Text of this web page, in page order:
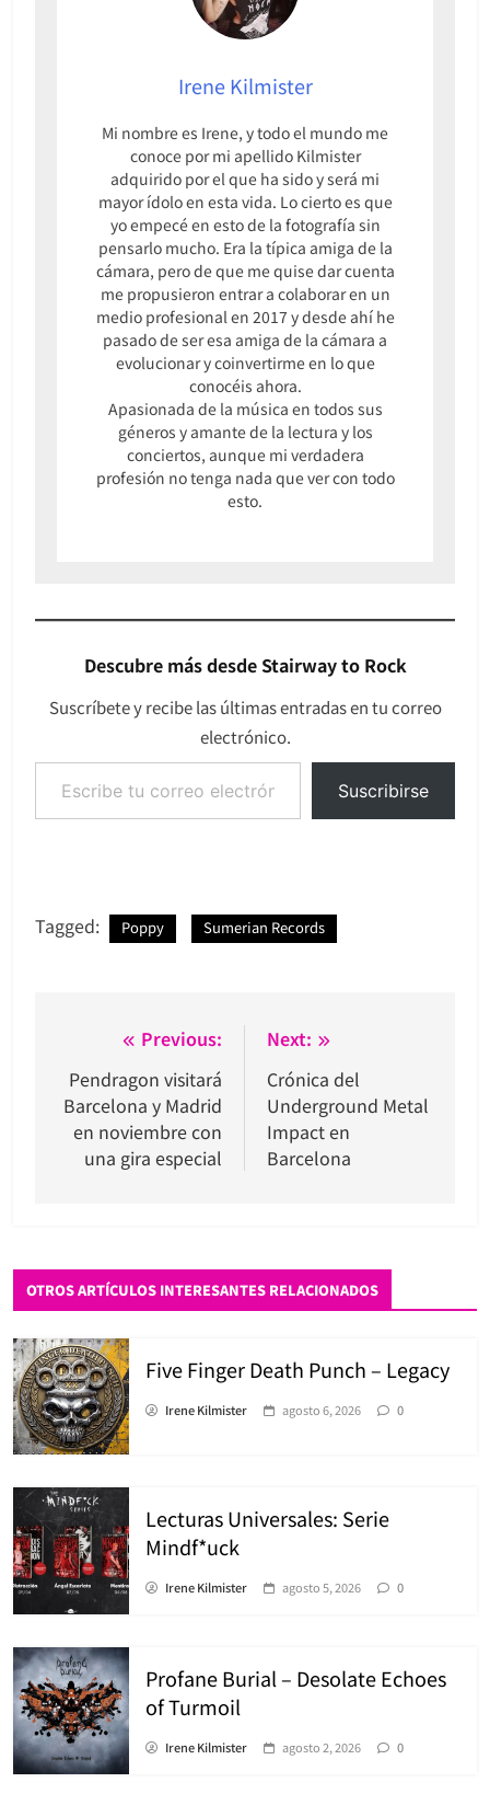
Irene Kilmister
Mi nombre es Irene, y todo el mundo me
conoce por mi apellido Kilmister
adquirido por el que ha sido y será mi
mayor ídolo en esta vida. Lo cierto es que
yo empecé en esto de la fotografía sin
pensarlo mucho. Era la típica amiga de la
cámara, pero de que me quise dar cuenta
me propusieron entrar a colaborar en un
medio profesional en 2017 y desde ahí he
pasado de ser esa amiga de la cámara a
evolucionar y coinvertirme en lo que
conocéis ahora.
Apasionada de la música en todos sus
géneros y amante de la lectura y los
conciertos, aunque mi verdadera
profesión no tenga nada que ver con todo
esto.
Descubre más desde Stairway to Rock
Suscríbete y recibe las últimas entradas en tu correo
electrónico.
Escribe tu correo electrónico…
Suscribirse
Tagged: Poppy Sumerian Records
Navegación
de
entradas
Previous:
Pendragon visitará
Barcelona y Madrid
en noviembre con
una gira especial
Next:
Crónica del
Underground Metal
Impact en
Barcelona
OTROS ARTÍCULOS INTERESANTES RELACIONADOS
Five Finger Death Punch – Legacy
Irene Kilmister agosto 6, 2026 0
Lecturas Universales: Serie
Mindf*uck
Irene Kilmister agosto 5, 2026 0
Profane Burial – Desolate Echoes
of Turmoil
Irene Kilmister agosto 2, 2026 0